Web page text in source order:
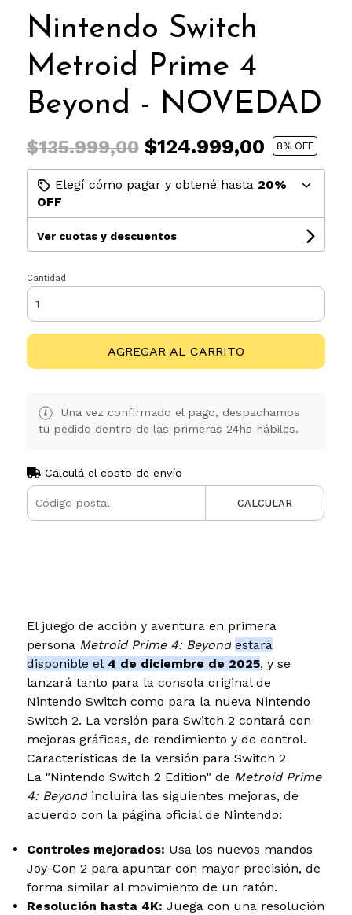
Nintendo Switch
Metroid Prime 4
Beyond - NOVEDAD
$135.999,00$124.999,00 8% OFF
Elegí cómo pagar y obtené hasta 20%
OFF
Ver cuotas y descuentos
Cantidad
AGREGAR AL CARRITO
Una vez confirmado el pago, despachamos
tu pedido dentro de las primeras 24hs hábiles.
Calculá el costo de envío
CALCULAR
El juego de acción y aventura en primera
persona Metroid Prime 4: Beyond estará
disponible el 4 de diciembre de 2025, y se
lanzará tanto para la consola original de
Nintendo Switch como para la nueva Nintendo
Switch 2. La versión para Switch 2 contará con
mejoras gráficas, de rendimiento y de control.
Características de la versión para Switch 2
La "Nintendo Switch 2 Edition" de Metroid Prime
4: Beyondincluirá las siguientes mejoras, de
acuerdo con la página oficial de Nintendo:
Controles mejorados: Usa los nuevos mandos
Joy-Con 2 para apuntar con mayor precisión, de
forma similar al movimiento de un ratón.
Resolución hasta 4K: Juega con una resolución